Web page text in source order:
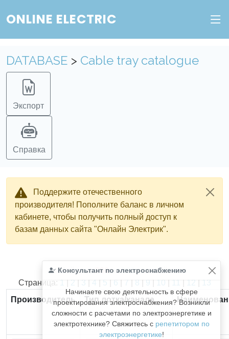
ONLINE ELECTRIC
DATABASE > Cable tray catalogue
Экспорт
Справка
Поддержите отечественного
производителя! Пополните баланс в личном
кабинете, чтобы получить полный доступ к
базам данных сайта "Онлайн Электрик".
Консультант по электроснабжению
Начинаете свою деятельность в сфере
проектирования электроснабжения? Возникли
сложности с расчетами по электроэнергетике и
электротехнике? Свяжитесь с репетитором по
электроэнергетике!
Найдено366из366записей.
Страница: 1 | 2 | 3 | 4 | 5 | 6 | 7 | 8 | 9 | 10 | 11 | 12 | 13
Производитель
Тип лотка/канала